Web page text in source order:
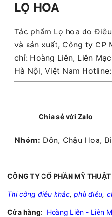
LỌ HOA
Tác phẩm Lọ hoa do
và sản xuất, Công ty CP
chỉ: Hoàng Liên, Liên
Hà Nội, Việt Nam
Chia sẻ với Zalo
Nhóm: Đôn, Chậu Hoa,
CÔNG TY CỔ PHẦN MỸ THUẬT
Thi công điêu khắc, phù điêu,
Cửa hàng: Hoàng Liên - Liên